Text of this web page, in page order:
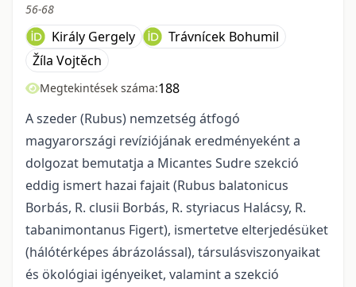
56-68
Király Gergely
Trávnícek Bohumil
Žíla Vojtěch
Megtekintések száma:188
A szeder (Rubus) nemzetség átfogó
magyarországi revíziójának eredményeként a
dolgozat bemutatja a Micantes Sudre szekció
eddig ismert hazai fajait (Rubus balatonicus
Borbás, R. clusii Borbás, R. styriacus Halácsy, R.
tabanimontanus Figert), ismertetve elterjedésüket
(hálótérképes ábrázolással), társulásviszonyaikat
és ökológiai igényeiket, valamint a szekció